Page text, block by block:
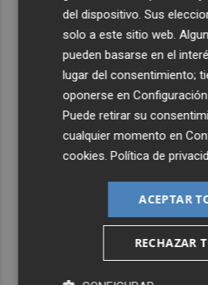
del dispositivo. Sus
solo a este sitio web.
pueden basarse en el
lugar del consentimiento;
oponerse en
Puede retirar su
cualquier momento en
cookies .Política de
ACEPTAR
RECHAZAR